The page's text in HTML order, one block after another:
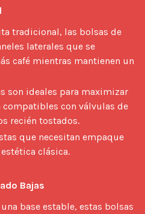
tradicional, las bolsas de
laterales que se
café mientras mantienen un
son ideales para maximizar
compatibles con válvulas de
recién tostados.
que necesitan empaque
clásica.
Bajas
base estable, estas bolsas